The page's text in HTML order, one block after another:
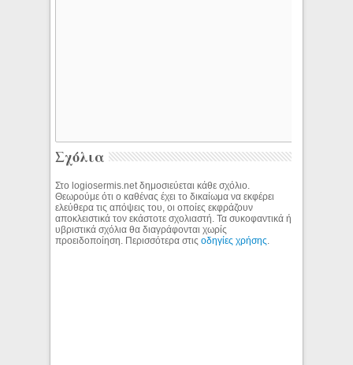
Σχόλια
Στο logiosermis.net δημοσιεύεται κάθε σχόλιο.
Θεωρούμε ότι ο καθένας έχει το δικαίωμα να εκφέρει
ελεύθερα τις απόψεις του, οι οποίες εκφράζουν
αποκλειστικά τον εκάστοτε σχολιαστή. Τα συκοφαντικά ή
υβριστικά σχόλια θα διαγράφονται χωρίς
προειδοποίηση. Περισσότερα στιςοδηγίες χρήσης